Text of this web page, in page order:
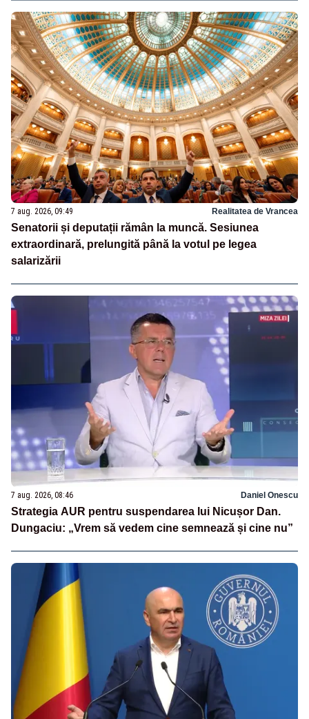
7 aug. 2026, 09:49 Realitatea de Vrancea
Senatorii și deputații rămân la muncă. Sesiunea
extraordinară, prelungită până la votul pe legea
salarizării
7 aug. 2026, 08:46 Daniel Onescu
Strategia AUR pentru suspendarea lui Nicușor Dan.
Dungaciu: „Vrem să vedem cine semnează și cine nu”